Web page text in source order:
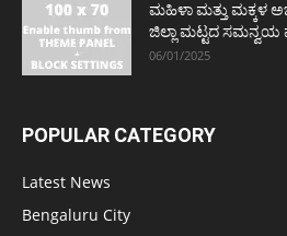
ಮಹಿಳಾ ಮತ್ತು ಮಕ್ಕಳ
ಜಿಲ್ಲಾ ಮಟ್ಟದ ಸಮನ್ವಯ
06/01/2025
POPULAR CATEGORY
Latest News
Bengaluru City